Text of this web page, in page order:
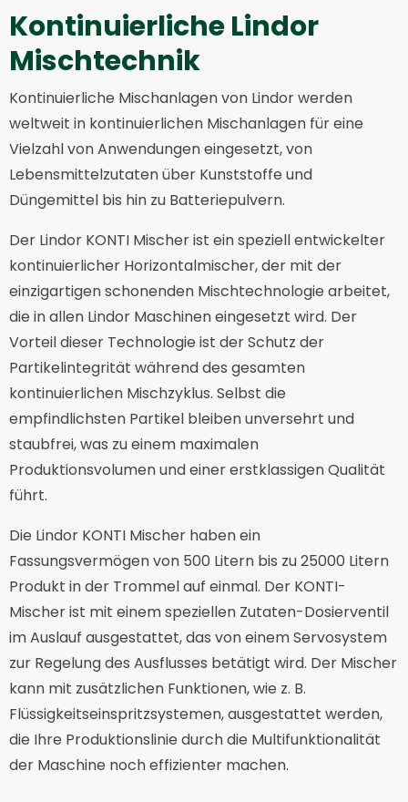
Kontinuierliche Lindor
Mischtechnik
Kontinuierliche Mischanlagen von Lindor werden
weltweit in kontinuierlichen Mischanlagen für eine
Vielzahl von Anwendungen eingesetzt, von
Lebensmittelzutaten über Kunststoffe und
Düngemittel bis hin zu Batteriepulvern.
Der Lindor KONTI Mischer ist ein speziell entwickelter
kontinuierlicher Horizontalmischer, der mit der
einzigartigen schonenden Mischtechnologie arbeitet,
die in allen Lindor Maschinen eingesetzt wird. Der
Vorteil dieser Technologie ist der Schutz der
Partikelintegrität während des gesamten
kontinuierlichen Mischzyklus. Selbst die
empfindlichsten Partikel bleiben unversehrt und
staubfrei, was zu einem maximalen
Produktionsvolumen und einer erstklassigen Qualität
führt.
Die Lindor KONTI Mischer haben ein
Fassungsvermögen von 500 Litern bis zu 25000 Litern
Produkt in der Trommel auf einmal. Der KONTI-
Mischer ist mit einem speziellen Zutaten-Dosierventil
im Auslauf ausgestattet, das von einem Servosystem
zur Regelung des Ausflusses betätigt wird. Der Mischer
kann mit zusätzlichen Funktionen, wie z. B.
Flüssigkeitseinspritzsystemen, ausgestattet werden,
die Ihre Produktionslinie durch die Multifunktionalität
der Maschine noch effizienter machen.